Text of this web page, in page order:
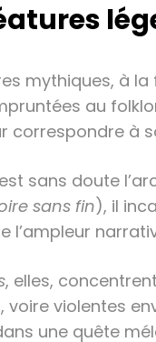
mythiques, à
au
correspondre à
est sans doute
sans fin), il
l’ampleur
, elles,
voire violentes
une quête